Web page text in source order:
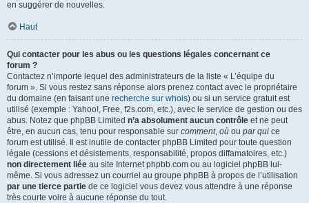
en suggérer de nouvelles.
Haut
Qui contacter pour les abus ou les questions légales concernant ce
forum ?
Contactez n’importe lequel des administrateurs de la liste « L’équipe du
forum ». Si vous restez sans réponse alors prenez contact avec le propriétaire
du domaine (en faisant une recherche sur whois) ou si un service gratuit est
utilisé (exemple : Yahoo!, Free, f2s.com, etc.), avec le service de gestion ou des
abus. Notez que phpBB Limited n’a absolument aucun contrôle et ne peut
être, en aucun cas, tenu pour responsable sur comment, où ou par qui ce
forum est utilisé. Il est inutile de contacter phpBB Limited pour toute question
légale (cessions et désistements, responsabilité, propos diffamatoires, etc.)
non directement liée au site Internet phpbb.com ou au logiciel phpBB lui-
même. Si vous adressez un courriel au groupe phpBB à propos de l’utilisation
par une tierce partie de ce logiciel vous devez vous attendre à une réponse
très courte voire à aucune réponse du tout.